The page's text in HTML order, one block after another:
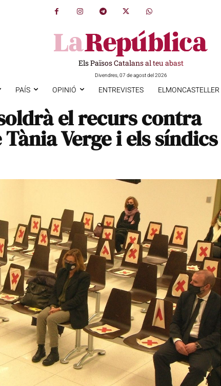
Els Països Catalans al teu abast
Divendres, 07 de agost del 2026
PAÍS OPINIÓ ENTREVISTES ELMONCASTELLER
el recurs contra
Verge i els síndics